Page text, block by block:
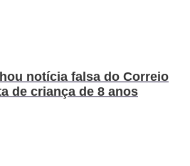
notícia falsa do Correio
de criança de 8 anos